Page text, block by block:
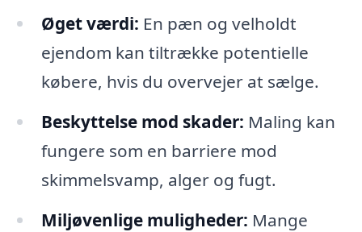
Øget værdi: En pæn og velholdt
ejendom kan tiltrække potentielle
købere, hvis du overvejer at sælge.
Beskyttelse mod skader: Maling kan
fungere som en barriere mod
skimmelsvamp, alger og fugt.
Miljøvenlige muligheder: Mange